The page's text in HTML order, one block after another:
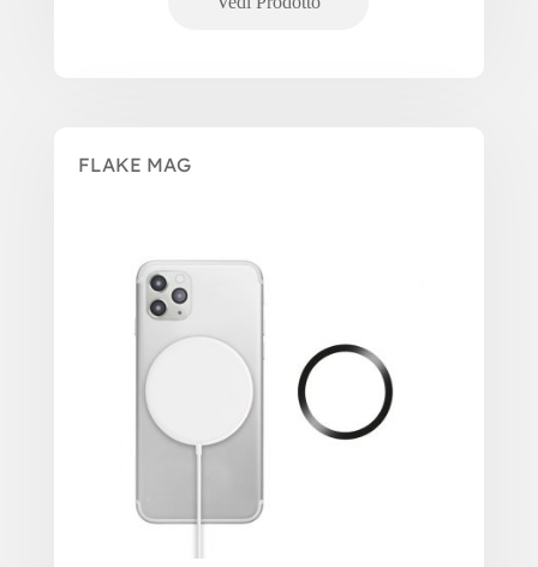
FLAKE MAG